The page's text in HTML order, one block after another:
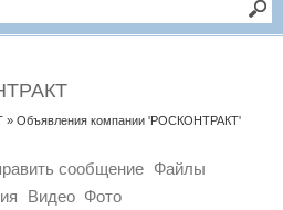
Объявления компании 'РОСКОНТРАКТ'
сообщение Файлы
Видео Фото